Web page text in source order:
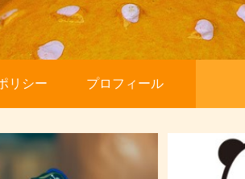
リシー プロフィール